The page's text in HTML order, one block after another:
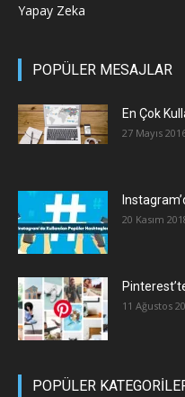
Yapay Zeka
POPÜLER MESAJLAR
En Çok
27 Mayıs
20 Kasım
11 Ağustos
POPÜLER